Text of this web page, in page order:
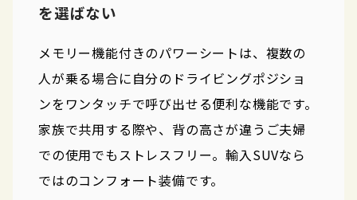
を選ばない
メモリー機能付きのパワーシートは、複数の
人が乗る場合に自分のドライビングポジショ
ンをワンタッチで呼び出せる便利な機能です。
家族で共用する際や、背の高さが違うご夫婦
での使用でもストレスフリー。輸入SUVなら
ではのコンフォート装備です。